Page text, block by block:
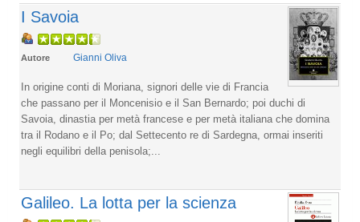
I Savoia
Autore Gianni Oliva
In origine conti di Moriana, signori delle vie di Francia
che passano per il Moncenisio e il San Bernardo; poi duchi di
Savoia, dinastia per metà francese e per metà italiana che domina
tra il Rodano e il Po; dal Settecento re di Sardegna, ormai inseriti
negli equilibri della penisola;...
Galileo. La lotta per la scienza